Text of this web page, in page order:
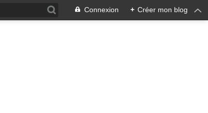
Connexion + Créer mon blog